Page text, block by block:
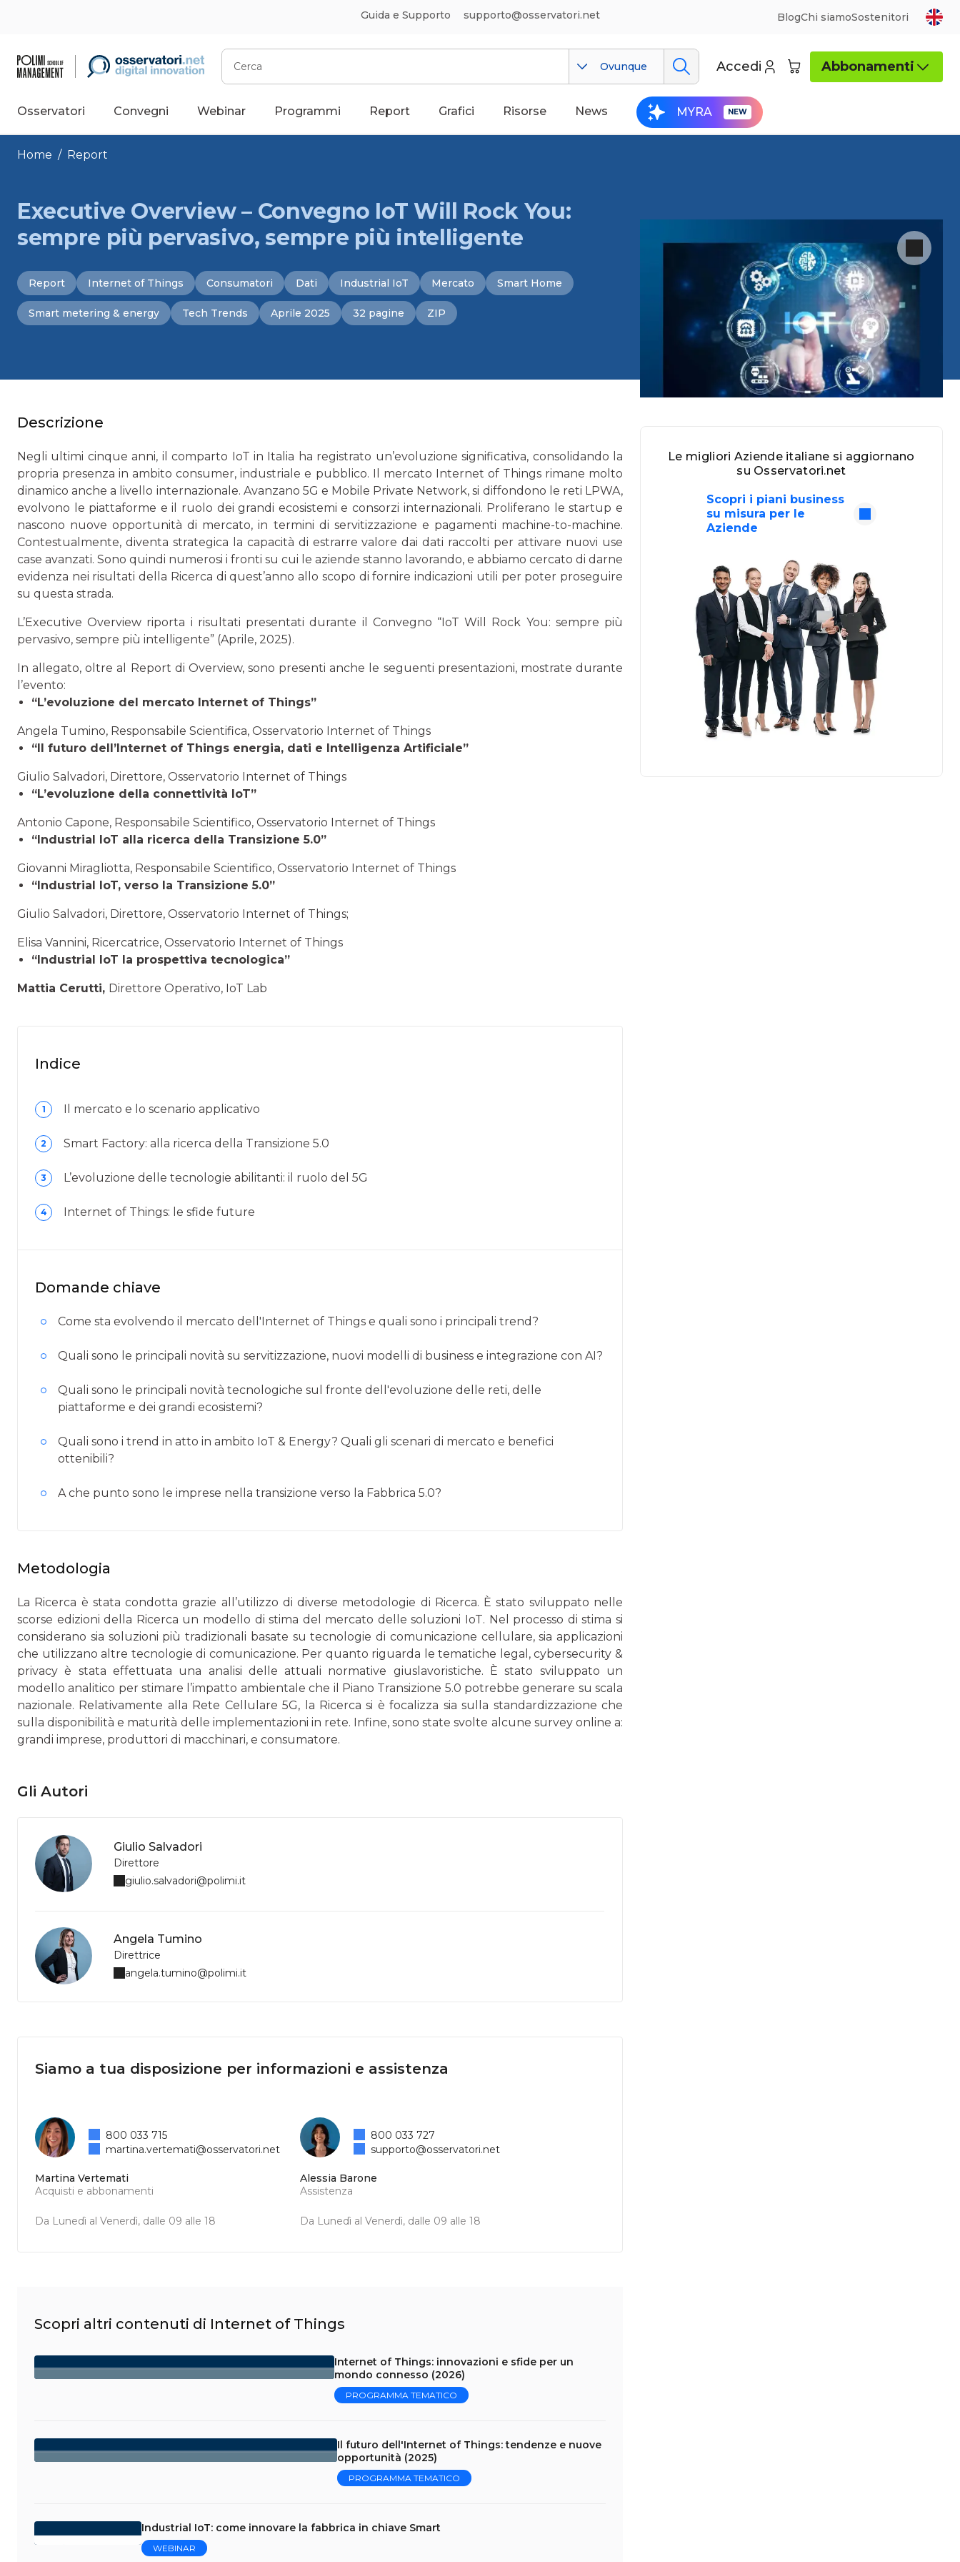
Guida e Supporto supporto@osservatori.net BlogChi siamoSostenitori
Cerca
Ovunque Accedi Abbonamenti
Osservatori Convegni Webinar Programmi Report Grafici Risorse News MYRA
Home / Report
Executive Overview – Convegno IoT Will Rock You:
sempre più pervasivo, sempre più intelligente
Report Internet of Things Consumatori Dati Industrial IoT Mercato Smart Home
Smart metering & energy Tech Trends Aprile 2025 32 pagine ZIP
Descrizione
Negli ultimi cinque anni, il comparto IoT in Italia ha registrato un’evoluzione significativa, consolidando la
propria presenza in ambito consumer, industriale e pubblico. Il mercato Internet of Things rimane molto
dinamico anche a livello internazionale. Avanzano 5G e Mobile Private Network, si diffondono le reti LPWA,
evolvono le piattaforme e il ruolo dei grandi ecosistemi e consorzi internazionali. Proliferano le startup e
nascono nuove opportunità di mercato, in termini di servitizzazione e pagamenti machine-to-machine.
Contestualmente, diventa strategica la capacità di estrarre valore dai dati raccolti per attivare nuovi use
case avanzati. Sono quindi numerosi i fronti su cui le aziende stanno lavorando, e abbiamo cercato di darne
evidenza nei risultati della Ricerca di quest’anno allo scopo di fornire indicazioni utili per poter proseguire
su questa strada.
L’Executive Overview riporta i risultati presentati durante il Convegno “IoT Will Rock You: sempre più
pervasivo, sempre più intelligente” (Aprile, 2025).
In allegato, oltre al Report di Overview, sono presenti anche le seguenti presentazioni, mostrate durante
l’evento:
“L’evoluzione del mercato Internet of Things”
Angela Tumino, Responsabile Scientifica, Osservatorio Internet of Things
“Il futuro dell’Internet of Things energia, dati e Intelligenza Artificiale”
Giulio Salvadori, Direttore, Osservatorio Internet of Things
“L’evoluzione della connettività IoT”
Antonio Capone, Responsabile Scientifico, Osservatorio Internet of Things
“Industrial IoT alla ricerca della Transizione 5.0”
Giovanni Miragliotta, Responsabile Scientifico, Osservatorio Internet of Things
“Industrial IoT, verso la Transizione 5.0”
Giulio Salvadori, Direttore, Osservatorio Internet of Things;
Elisa Vannini, Ricercatrice, Osservatorio Internet of Things
“Industrial IoT la prospettiva tecnologica”
Mattia Cerutti, Direttore Operativo, IoT Lab
Indice
1 Il mercato e lo scenario applicativo
2 Smart Factory: alla ricerca della Transizione 5.0
3 L’evoluzione delle tecnologie abilitanti: il ruolo del 5G
4 Internet of Things: le sfide future
Domande chiave
Come sta evolvendo il mercato dell'Internet of Things e quali sono i principali trend?
Quali sono le principali novità su servitizzazione, nuovi modelli di business e integrazione con AI?
Quali sono le principali novità tecnologiche sul fronte dell'evoluzione delle reti, delle
piattaforme e dei grandi ecosistemi?
Quali sono i trend in atto in ambito IoT & Energy? Quali gli scenari di mercato e benefici
ottenibili?
A che punto sono le imprese nella transizione verso la Fabbrica 5.0?
Metodologia
La Ricerca è stata condotta grazie all’utilizzo di diverse metodologie di Ricerca. È stato sviluppato nelle
scorse edizioni della Ricerca un modello di stima del mercato delle soluzioni IoT. Nel processo di stima si
considerano sia soluzioni più tradizionali basate su tecnologie di comunicazione cellulare, sia applicazioni
che utilizzano altre tecnologie di comunicazione. Per quanto riguarda le tematiche legal, cybersecurity &
privacy è stata effettuata una analisi delle attuali normative giuslavoristiche. È stato sviluppato un
modello analitico per stimare l’impatto ambientale che il Piano Transizione 5.0 potrebbe generare su scala
nazionale. Relativamente alla Rete Cellulare 5G, la Ricerca si è focalizza sia sulla standardizzazione che
sulla disponibilità e maturità delle implementazioni in rete. Infine, sono state svolte alcune survey online a:
grandi imprese, produttori di macchinari, e consumatore.
Gli Autori
Giulio Salvadori
Direttore
giulio.salvadori@polimi.it
Angela Tumino
Direttrice
angela.tumino@polimi.it
Siamo a tua disposizione per informazioni e assistenza
Martina Vertemati
Acquisti e abbonamenti
Da Lunedì al Venerdì, dalle 09 alle 18
800 033 715
martina.vertemati@osservatori.net
Alessia Barone
Assistenza
Da Lunedì al Venerdì, dalle 09 alle 18
800 033 727
supporto@osservatori.net
Scopri altri contenuti di Internet of Things
Internet of Things: innovazioni e sfide per un
mondo connesso (2026)
PROGRAMMA TEMATICO
Il futuro dell'Internet of Things: tendenze e nuove
opportunità (2025)
PROGRAMMA TEMATICO
Industrial IoT: come innovare la fabbrica in chiave Smart
WEBINAR
Le migliori Aziende italiane si aggiornano
su Osservatori.net
Scopri i piani business
su misura per le
Aziende